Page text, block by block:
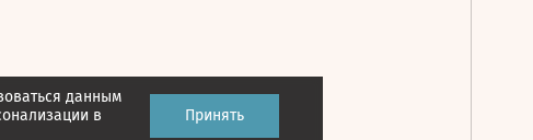
данным
в
Принять